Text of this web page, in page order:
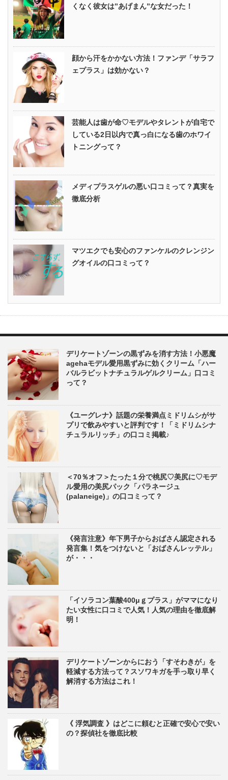
くなく彼女は”あげまん”な女だった！
顔から汗をかかない方法！ファンデ「サラフ
ェプラス」は効かない？
芸能人は歯が命♡モデルやタレントが自宅で
している2日以内で真っ白になる歯のホワイ
トニングって？
メディプラスゲルの悪い口コミって？真実を
徹底分析
マツエクでも安心のファンケルのクレンジン
グオイルの口コミって？
デリケートゾーンの黒ずみを消す方法！小悪魔
agehaモデル愛用黒ずみに効くクリーム「ハー
バルラビットナチュラルゲルクリーム」口コミ
って？
《ユーグレナ》話題の栄養満点ミドリムシがサ
プリで飲みやすいと評判です！「ミドリムシナ
チュラルリッチ」の口コミ掲載♪
＜70％オフ＞たった１分で桃尻♡美尻に♡モデ
ル愛用の美尻パック「パラネージュ
(palaneige)」の口コミって？
《発言注意》年下男子からおばさん認定される
発言集！気をつけないと「おばさんレッテル」
が・・・
「イソラコン葉酸400μｇプラス」がママになり
たい女性に口コミで人気！人気の理由を徹底解
明！
デリケートゾーンからにおう「すそわきが」を
軽減する方法って？スソワキガを手っ取り早く
解消する方法はこれ！
《 浮気調査 》はどこに頼むと正確で安心で安い
の？探偵社を徹底比較